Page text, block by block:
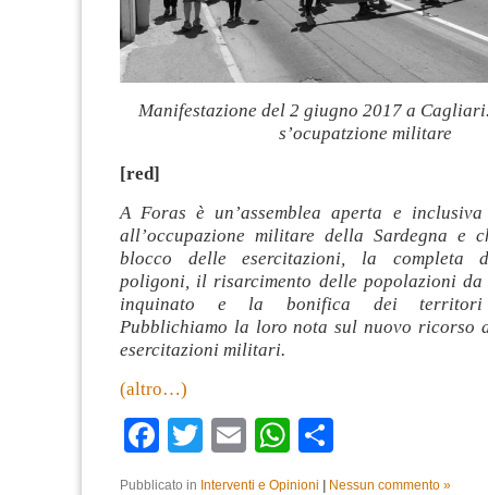
Manifestazione del 2 giugno 2017 a
s’ocupatzione militare
[red]
A Foras è un’assemblea aperta e
all’occupazione militare della Sardegna e
blocco delle esercitazioni, la completa
poligoni, il risarcimento delle popolazioni
inquinato e la bonifica dei territori
Pubblichiamo la loro nota sul nuovo ricorso
esercitazioni militari.
(altro…)
Facebook
TwitterEmailWhatsApp
Pubblicato in Interventi e Opinioni Nessun commento »